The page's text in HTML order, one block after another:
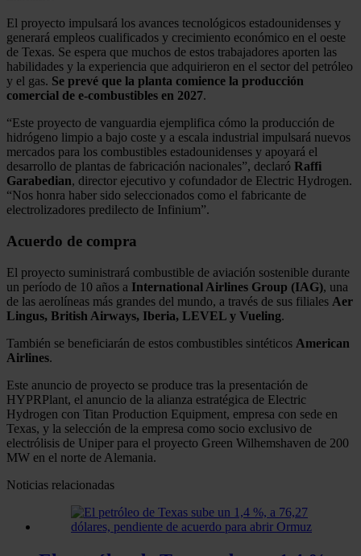
El proyecto impulsará los avances tecnológicos estadounidenses y
generará empleos cualificados y crecimiento económico en el oeste
de Texas. Se espera que muchos de estos trabajadores aporten las
habilidades y la experiencia que adquirieron en el sector del petróleo
y el gas. Se prevé que la planta comience la producción
comercial de e-combustibles en 2027.
“Este proyecto de vanguardia ejemplifica cómo la producción de
hidrógeno limpio a bajo coste y a escala industrial impulsará nuevos
mercados para los combustibles estadounidenses y apoyará el
desarrollo de plantas de fabricación nacionales”, declaró Raffi
Garabedian, director ejecutivo y cofundador de Electric Hydrogen.
“Nos honra haber sido seleccionados como el fabricante de
electrolizadores predilecto de Infinium”.
Acuerdo de compra
El proyecto suministrará combustible de aviación sostenible durante
un período de 10 años a International Airlines Group (IAG), una
de las aerolíneas más grandes del mundo, a través de sus filiales Aer
Lingus, British Airways, Iberia, LEVEL y Vueling.
También se beneficiarán de estos combustibles sintéticos American
Airlines.
Este anuncio de proyecto se produce tras la presentación de
HYPRPlant, el anuncio de la alianza estratégica de Electric
Hydrogen con Titan Production Equipment, empresa con sede en
Texas, y la selección de la empresa como socio exclusivo de
electrólisis de Uniper para el proyecto Green Wilhemshaven de 200
MW en el norte de Alemania.
Noticias relacionadas